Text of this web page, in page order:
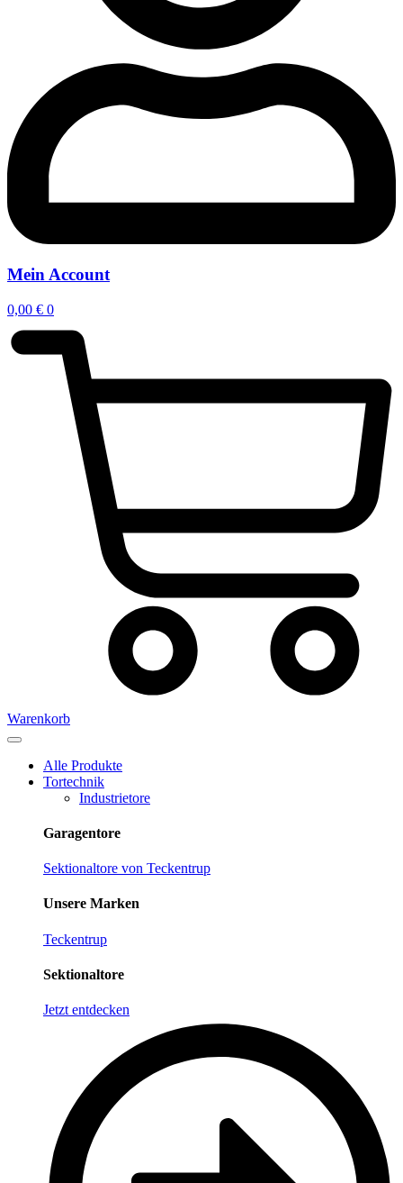
Mein Account
0,00 € 0
Warenkorb
Alle Produkte
Tortechnik
Industrietore
Garagentore
Sektionaltore von Teckentrup
Unsere Marken
Teckentrup
Sektionaltore
Jetzt entdecken